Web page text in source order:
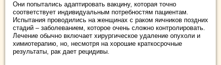
Они попытались адаптировать вакцину, которая точно
соответствует индивидуальным потребностям пациентам.
Испытания проводились на женщинах с раком яичников поздних
стадий – заболеванием, которое очень сложно контролировать.
Лечение обычно включает хирургическое удаление опухоли и
химиотерапию, но, несмотря на хорошие краткосрочные
результаты, рак дает рецидивы.